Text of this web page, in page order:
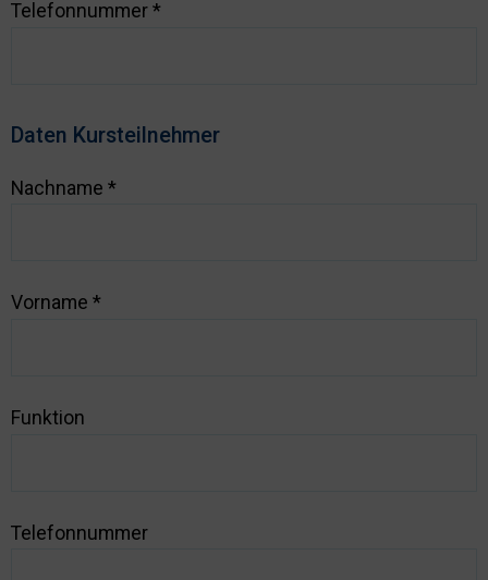
Telefonnummer *
Daten Kursteilnehmer
Nachname *
Vorname *
Funktion
Telefonnummer